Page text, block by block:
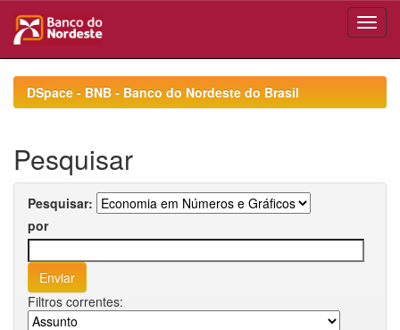
navigationDSpace - BNB - Banco do Nordeste do Brasil
Pesquisar
Pesquisar:
por
Filtros correntes: